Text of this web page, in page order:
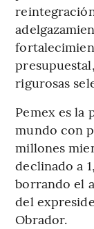
rigurosas
Pemex es la
mundo con
millones
declinado a
borrando el
del
Obrador.